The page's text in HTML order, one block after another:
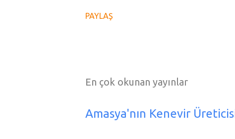
PAYLAŞ
En çok okunan yayınlar
Amasya'nın Kenevir